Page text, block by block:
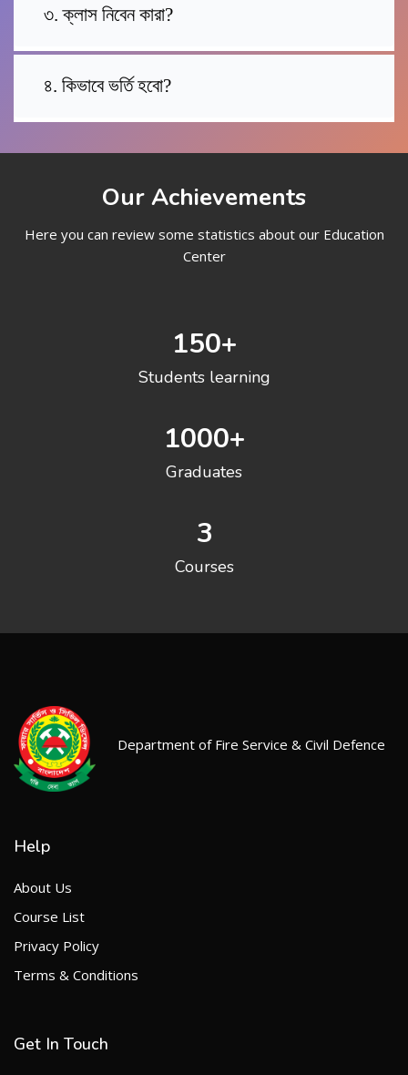
৩. ক্লাস নিবেন কারা?
৪. কিভাবে ভর্তি হবো?
Our Achievements
Here you can review some statistics about our Education
Center
150+
Students learning
1000+
Graduates
3
Courses
Department of Fire Service & Civil Defence
Help
About Us
Course List
Privacy Policy
Terms & Conditions
Get In Touch